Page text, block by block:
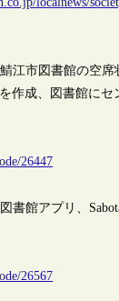
江市図書館の空席
作成、図書館にセ
26447
書館アプリ、
26567